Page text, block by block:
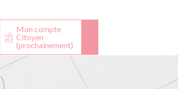
Mon compte
Citoyen
(prochainement)